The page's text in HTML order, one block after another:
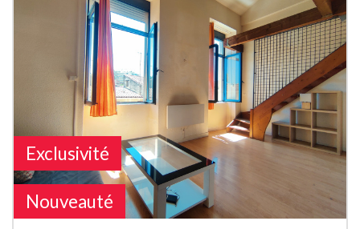
Exclusivité
Nouveauté